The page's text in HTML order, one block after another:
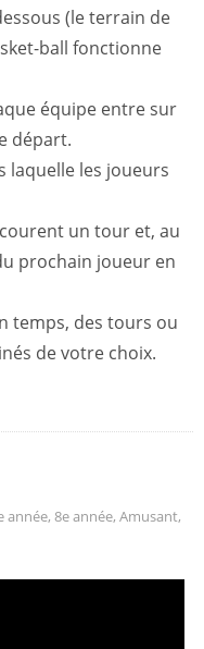
(le terrain de
ball fonctionne
équipe entre sur
départ.
laquelle les joueurs
un tour et, au
prochain joueur en
temps, des tours ou
de votre choix.
année, 8e année, Amusant,